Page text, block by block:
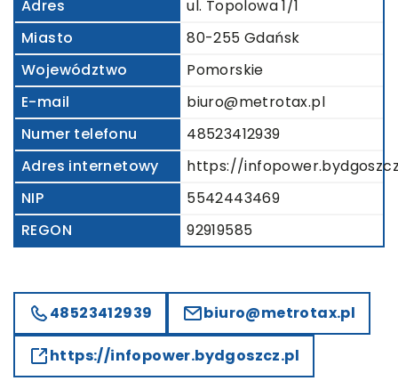
Adres
ul. Topolowa 1/1
Miasto
80-255 Gdańsk
Województwo
Pomorskie
E-mail
biuro@metrotax.pl
Numer telefonu
48523412939
Adres internetowy
https://
NIP
5542443469
REGON
92919585
48523412939 biuro@metrotax.pl
https://infopower.bydgoszcz.pl